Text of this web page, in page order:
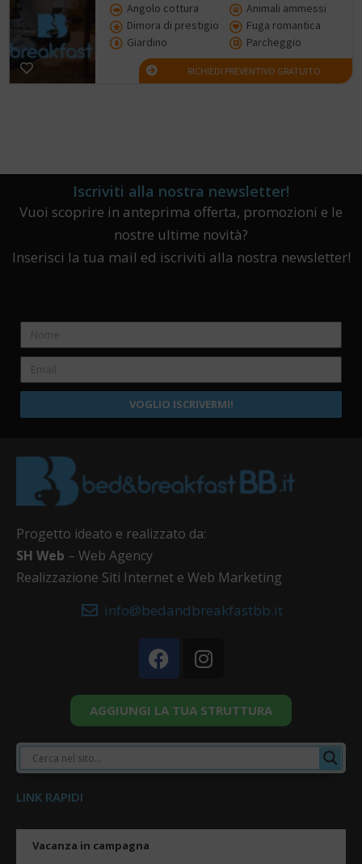
Angolo cottura
Animali ammessi
Dimora di prestigio
Fuga romantica
Giardino
Parcheggio
RICHIEDI PREVENTIVO GRATUITO
Iscriviti alla nostra newsletter!
Vuoi scoprire in anteprima offerta, promozioni e le
nostre ultime novità?
Inserisci la tua mail ed iscriviti alla nostra newsletter!
VOGLIO ISCRIVERMI!
Progetto ideato e realizzato da:
SH Web – Web Agency
Realizzazione Siti Internet e Web Marketing
info@bedandbreakfastbb.it
AGGIUNGI LA TUA STRUTTURA
LINK RAPIDI
Vacanza in campagna